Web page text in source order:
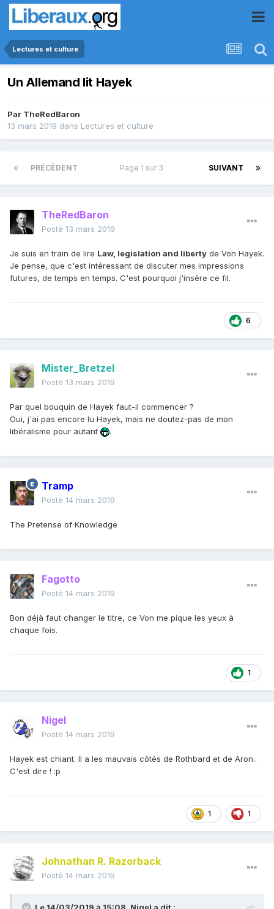
Lectures et culture
Un Allemand lit Hayek
Par TheRedBaron
13 mars 2019 dans Lectures et culture
PRÉCÉDENT SUIVANT
Page 1 sur 3
TheRedBaron
Posté 13 mars 2019
Je suis en train de lire Law, legislation and liberty de Von Hayek.
Je pense, que c'est intéressant de discuter mes impressions
futures, de temps en temps. C'est pourquoi j'insère ce fil.
6
Mister_Bretzel
Posté 13 mars 2019
Par quel bouquin de Hayek faut-il commencer ?
Oui, j'ai pas encore lu Hayek, mais ne doutez-pas de mon
libéralisme pour autant
.
Tramp
Posté 14 mars 2019
The Pretense of Knowledge
Fagotto
Posté 14 mars 2019
Bon déjà faut changer le titre, ce Von me pique les yeux à
chaque fois.
1
Nigel
Posté 14 mars 2019
Hayek est chiant. Il a les mauvais côtés de Rothbard et de Aron..
C'est dire ! :p
1 1
Johnathan R. Razorback
Posté 14 mars 2019